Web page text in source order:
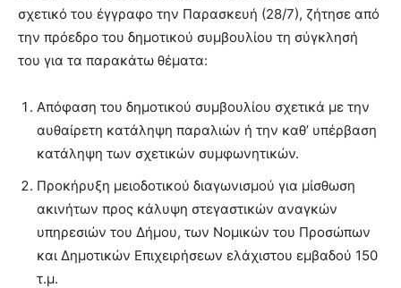
σχετικό του έγγραφο την Παρασκευή (28/7), ζήτησε από
την πρόεδρο του δημοτικού συμβουλίου τη σύγκλησή
του για τα παρακάτω θέματα:
Απόφαση του δημοτικού συμβουλίου σχετικά με την
αυθαίρετη κατάληψη παραλιών ή την καθ’ υπέρβαση
κατάληψη των σχετικών συμφωνητικών.
Προκήρυξη μειοδοτικού διαγωνισμού για μίσθωση
ακινήτων προς κάλυψη στεγαστικών αναγκών
υπηρεσιών του Δήμου, των Νομικών του Προσώπων
και Δημοτικών Επιχειρήσεων ελάχιστου εμβαδού 150
τ.μ.